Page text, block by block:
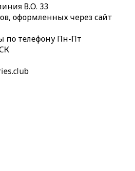
В.О. 33
оформленных через сайт
по телефону Пн-Пт